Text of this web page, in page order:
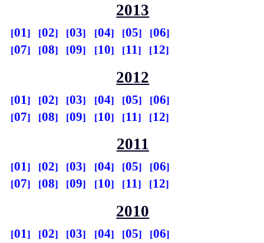
2013
01 02 03 04 05
06
07
08 09 10 11 12
2012
01 02 03 04 05
06
07
08 09 10 11 12
2011
01 02 03 04 05
06
07
08 09 10 11 12
2010
01 02 03 04 05
06